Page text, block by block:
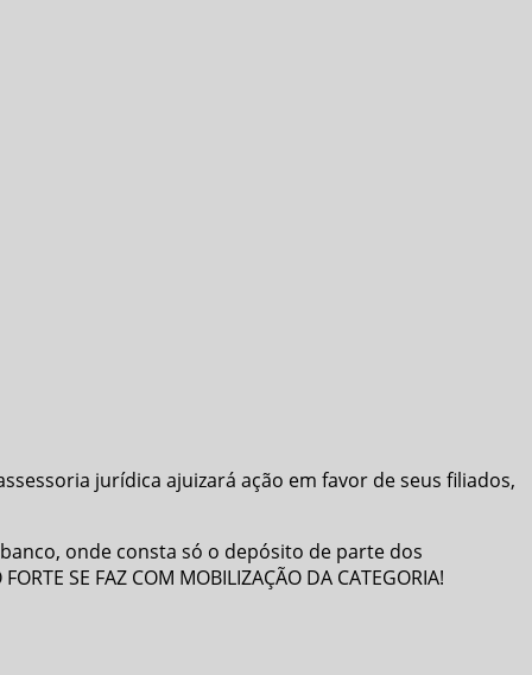
jurídica ajuizará ação em favor de seus filiados,
onde consta só o depósito de parte dos
SE FAZ COM MOBILIZAÇÃO DA CATEGORIA!